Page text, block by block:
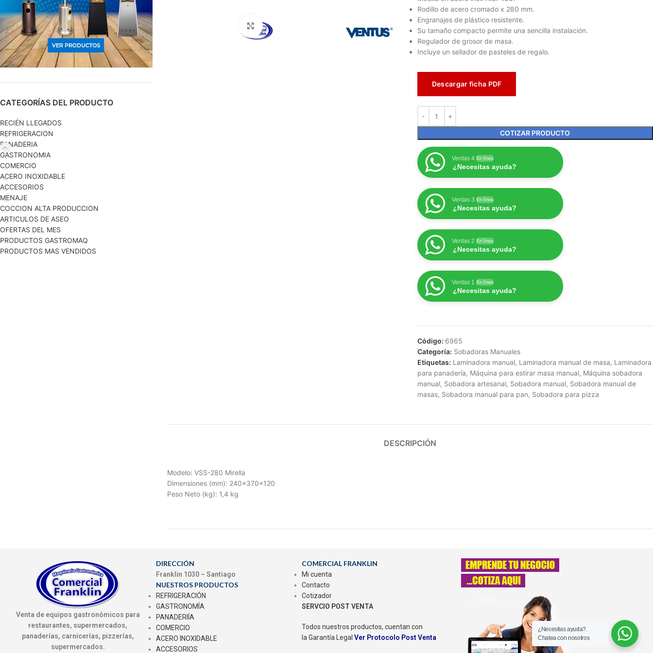
CATEGORÍAS DEL PRODUCTO
RECIÉN LLEGADOS
REFRIGERACION
PANADERIA
GASTRONOMIA
COMERCIO
ACERO INOXIDABLE
ACCESORIOS
MENAJE
COCCION ALTA PRODUCCION
ARTICULOS DE ASEO
OFERTAS DEL MES
PRODUCTOS GASTROMAQ
PRODUCTOS MAS VENDIDOS
Haga clic para ampliar
Rodillo de acero cromado x 280 mm.
Engranajes de plástico resistente.
Su tamaño compacto permite una sencilla instalación.
Regulador de grosor de masa.
Incluye un sellador de pasteles de regalo.
Descargar ficha PDF
COTIZAR PRODUCTO
Ventas 4 En línea
¿Necesitas ayuda?
Ventas 3 En línea
¿Necesitas ayuda?
Ventas 2 En línea
¿Necesitas ayuda?
Ventas 1 En línea
¿Necesitas ayuda?
Código: 6965
Categoría: Sobadoras Manuales
Etiquetas: Laminadora manual, Laminadora manual de masa, Laminadora
para panadería, Máquina para estirar masa manual, Máquina sobadora
manual, Sobadora artesanal, Sobadora manual, Sobadora manual de
masas, Sobadora manual para pan, Sobadora para pizza
DESCRIPCIÓN
Modelo: VSS-280 Mirella
Dimensiones (mm): 240x370x120
Peso Neto (kg): 1,4 kg
Venta de equipos gastronómicos para
restaurantes, supermercados,
panaderías, carnicerías, pizzerías,
supermercados.
DIRECCIÓN
Franklin 1030 – Santiago
NUESTROS PRODUCTOS
REFRIGERACIÓN
GASTRONOMÍA
PANADERIÍA
COMERCIO
ACERO INOXIDABLE
ACCESORIOS
COMERCIAL FRANKLIN
Mi cuenta
Contacto
Cotizador
SERVCIO POST VENTA
Todos nuestros productos, cuentan con
la Garantía Legal Ver Protocolo Post Venta
¿Necesitas ayuda?.
Chatea con nosotros